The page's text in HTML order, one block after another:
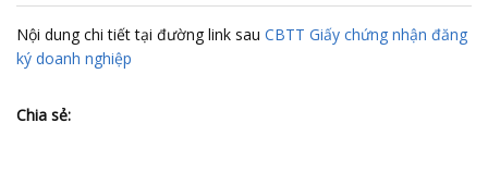
Nội dung chi tiết tại đường link sau CBTT Giấy chứng nhận đăng
ký doanh nghiệp
Chia sẻ: